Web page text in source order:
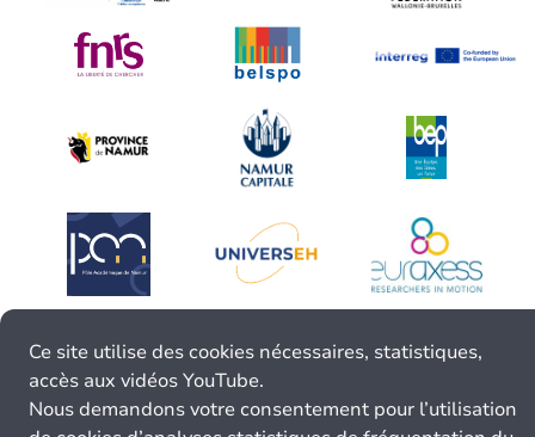
Ce site utilise des cookies nécessaires, statistiques,
accès aux vidéos YouTube.
Nous demandons votre consentement pour l’utilisation